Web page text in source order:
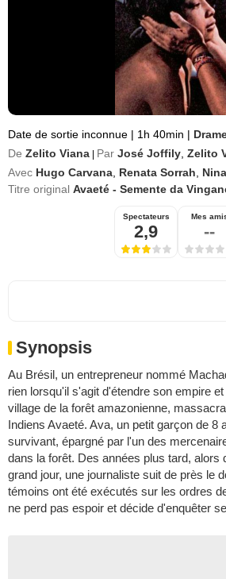
Date de sortie inconnue | 1h 40min |
De Zelito Viana Par José Joffily Zelito
Avec Hugo Carvana Renata Sorrah
Titre original Avaeté - Semente da
Spectateurs
2,9
Mes
--
Synopsis
Au Brésil, un entrepreneur nommé
rien lorsqu'il s'agit d'étendre son empire
village de la forêt amazonienne,
Indiens Avaeté. Ava, un petit garçon de 8
survivant, épargné par l'un des
dans la forêt. Des années plus tard, alors
grand jour, une journaliste suit de près le
témoins ont été exécutés sur les ordres
ne perd pas espoir et décide d'enquêter